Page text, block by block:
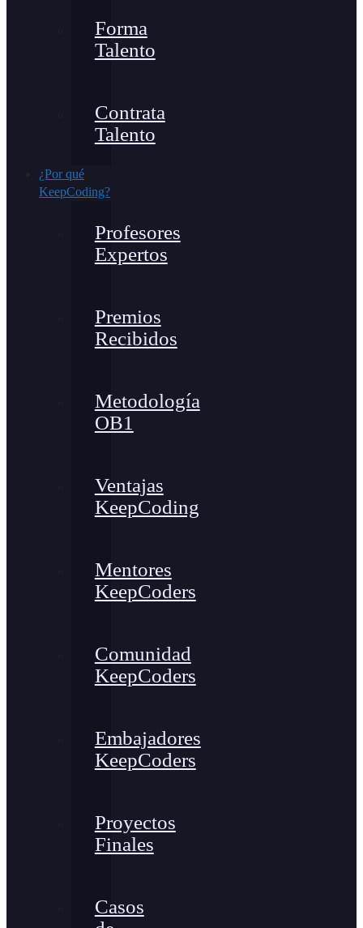
Forma
Talento
Contrata
Talento
¿Por qué
KeepCoding?
Profesores
Expertos
Premios
Recibidos
Metodología
OB1
Ventajas
KeepCoding
Mentores
KeepCoders
Comunidad
KeepCoders
Embajadores
KeepCoders
Proyectos
Finales
Casos